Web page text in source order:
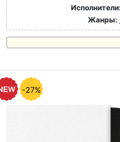
Исполнители:
Жанры:
-27%